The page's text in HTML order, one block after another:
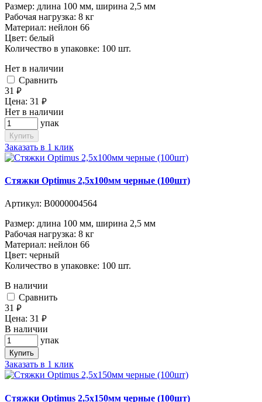
Размер: длина 100 мм, ширина 2,5 мм
Рабочая нагрузка: 8 кг
Материал: нейлон 66
Цвет: белый
Количество в упаковке: 100 шт.
Нет в наличии
Cравнить
31
руб.
Цена: 31 руб.
Нет в наличии
упак
Купить
Заказать в 1 клик
Стяжки Optimus 2,5x100мм черные (100шт)
Артикул: В0000004564
Размер: длина 100 мм, ширина 2,5 мм
Рабочая нагрузка: 8 кг
Материал: нейлон 66
Цвет: черный
Количество в упаковке: 100 шт.
В наличии
Cравнить
31
руб.
Цена: 31 руб.
В наличии
упак
Купить
Заказать в 1 клик
Стяжки Optimus 2,5x150мм черные (100шт)